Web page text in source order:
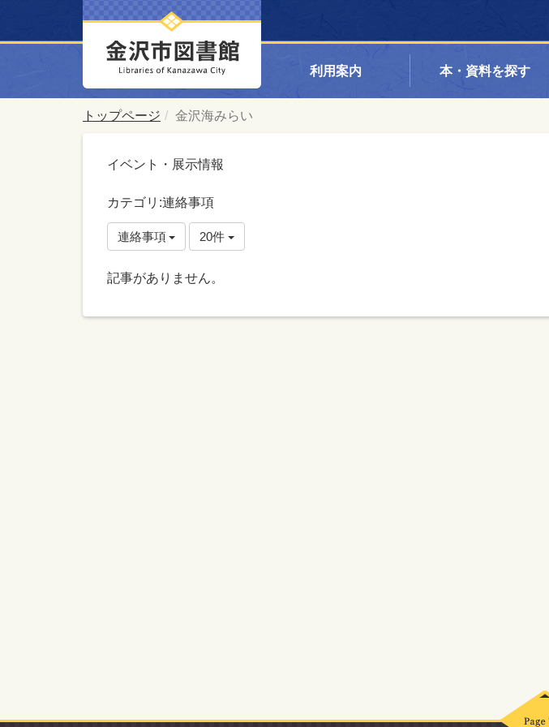
利用案内 本・資料を探す
トップページ 金沢海みらい
イベント・展示情報
カテゴリ:連絡事項
連絡事項 20件
記事がありません。